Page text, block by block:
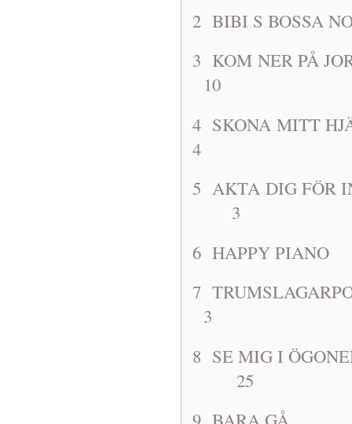
2 BIBI S
3 KOM NER
10
4 SKONA
4
5 AKTA DIG
3
6 HAPPY
7
3
8 SE MIG I
25
9 BARA